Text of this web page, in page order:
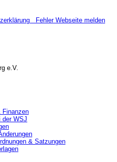
Fehler Webseite melden
e.V.
Finanzen
der WSJ
& Satzungen